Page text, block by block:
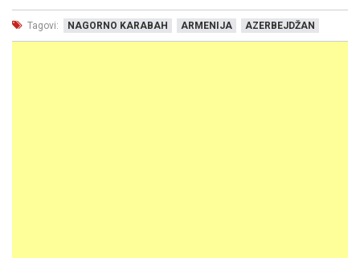
Tagovi: NAGORNO KARABAH ARMENIJA AZERBEJDŽAN